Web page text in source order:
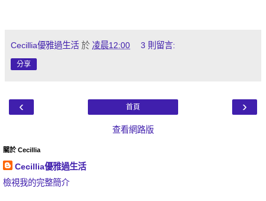
Cecillia優雅過生活 於 凌晨12:00 3 則留言:
分享
‹ ›
首頁
查看網路版
關於 Cecillia
Cecillia優雅過生活
檢視我的完整簡介